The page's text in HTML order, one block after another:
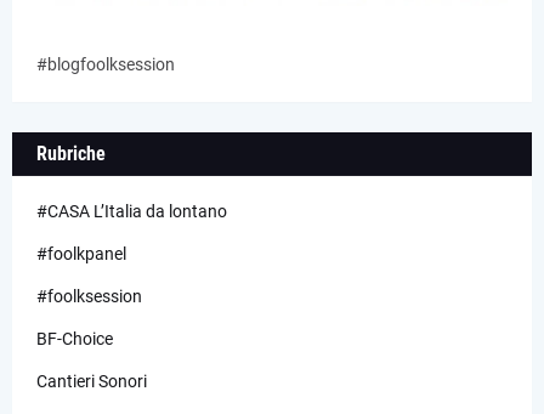
#blogfoolksession
Rubriche
#CASA L’Italia da lontano
#foolkpanel
#foolksession
BF-Choice
Cantieri Sonori